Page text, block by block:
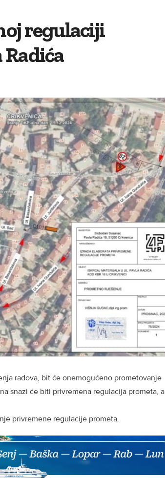
regulaciji
radova, bit će onemogućeno prometovanje
snazi će biti privremena regulacija prometa, a
privremene regulacije prometa.